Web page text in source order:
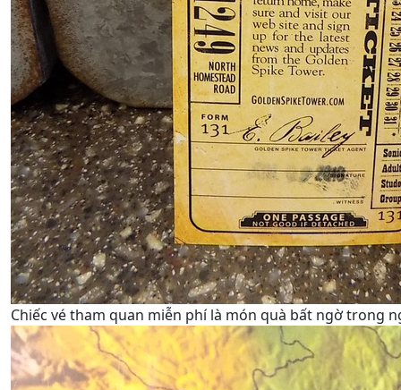
Chiếc vé tham quan miễn phí là món quà bất ngờ trong